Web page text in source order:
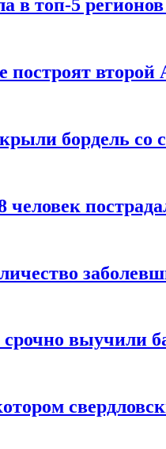
в топ-5
построят
бордель
человек
выучили